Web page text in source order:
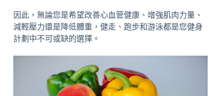
因此，無論您是希望改善心血管健康、增強肌肉力量、
減輕壓力還是降低體重，健走、跑步和游泳都是您健身
計劃中不可或缺的選擇。